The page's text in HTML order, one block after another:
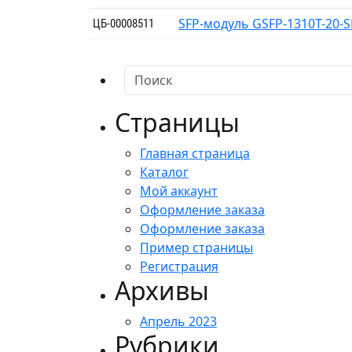
ЦБ-00008511 SFP-модуль GSFP-1310T-20-
Страницы
Главная страница
Каталог
Мой аккаунт
Оформление заказа
Оформление заказа
Пример страницы
Регистрация
Архивы
Апрель 2023
Рубрики